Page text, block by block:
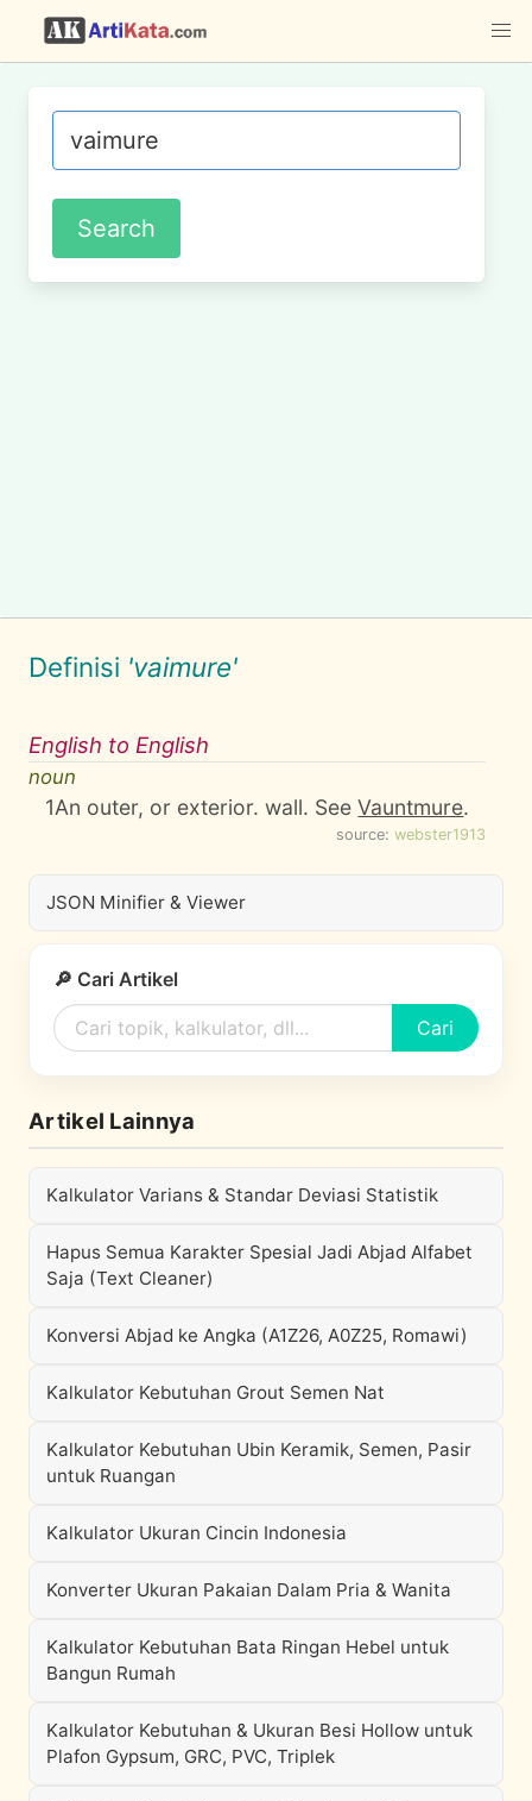
Definisi 'vaimure'
English to English
noun
1An outer, or exterior. wall. SeeVauntmure.
source: webster1913
JSON Minifier & Viewer
🔎 Cari Artikel
Cari
Artikel Lainnya
Kalkulator Varians & Standar Deviasi Statistik
Hapus Semua Karakter Spesial Jadi Abjad Alfabet
Saja (Text Cleaner)
Konversi Abjad ke Angka (A1Z26, A0Z25, Romawi)
Kalkulator Kebutuhan Grout Semen Nat
Kalkulator Kebutuhan Ubin Keramik, Semen, Pasir
untuk Ruangan
Kalkulator Ukuran Cincin Indonesia
Konverter Ukuran Pakaian Dalam Pria & Wanita
Kalkulator Kebutuhan Bata Ringan Hebel untuk
Bangun Rumah
Kalkulator Kebutuhan & Ukuran Besi Hollow untuk
Plafon Gypsum, GRC, PVC, Triplek